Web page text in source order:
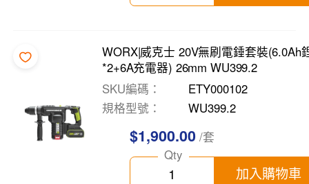
WORX|威克士 20V無刷電錘套裝(6.0Ah
*2+6A充電器) 26mm WU399.2
SKU編碼
ETY000102
規格型號
WU399.2
$1,900.00 /套
Qty
加入購物車